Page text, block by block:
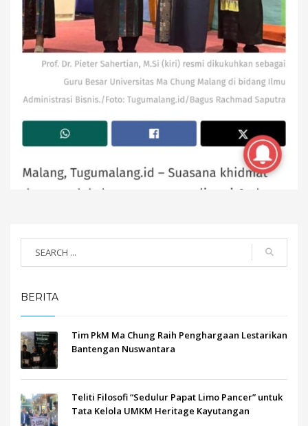
BERITA
Tim PkM Ma Chung Raih Penghargaan Lestarikan
Bantengan Nuswantara
Teliti Filosofi “Sedulur Papat Limo Pancer” untuk
Tata Kelola UMKM Heritage Kayutangan